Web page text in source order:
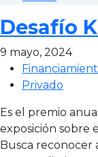
Desafío
9 mayo, 2024
Privado
Es el premio
exposición sobre
Busca reconocer